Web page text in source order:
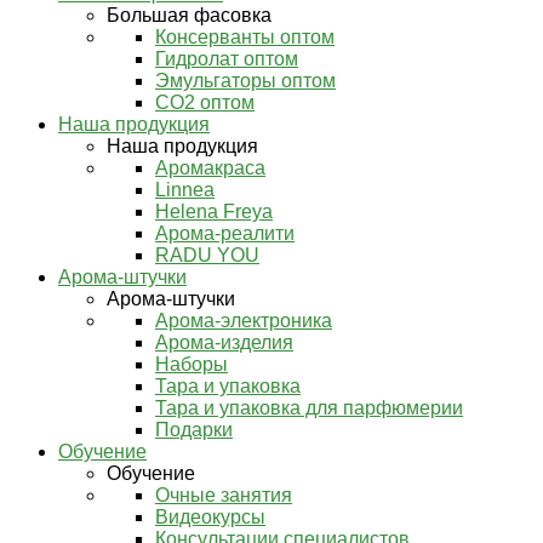
Большая фасовка
Консерванты оптом
Гидролат оптом
Эмульгаторы оптом
СО2 оптом
Наша продукция
Наша продукция
Аромакраса
Linnea
Helena Freya
Арома-реалити
RADU YOU
Арома-штучки
Арома-штучки
Арома-электроника
Арома-изделия
Наборы
Тара и упаковка
Тара и упаковка для парфюмерии
Подарки
Обучение
Обучение
Очные занятия
Видеокурсы
Консультации специалистов